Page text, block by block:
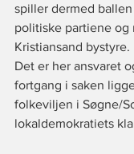
spiller dermed
politiske partiene og
Kristiansand bystyre.
Det er her ansvaret
fortgang i saken
folkeviljen i Søgne/
lokaldemokratiets